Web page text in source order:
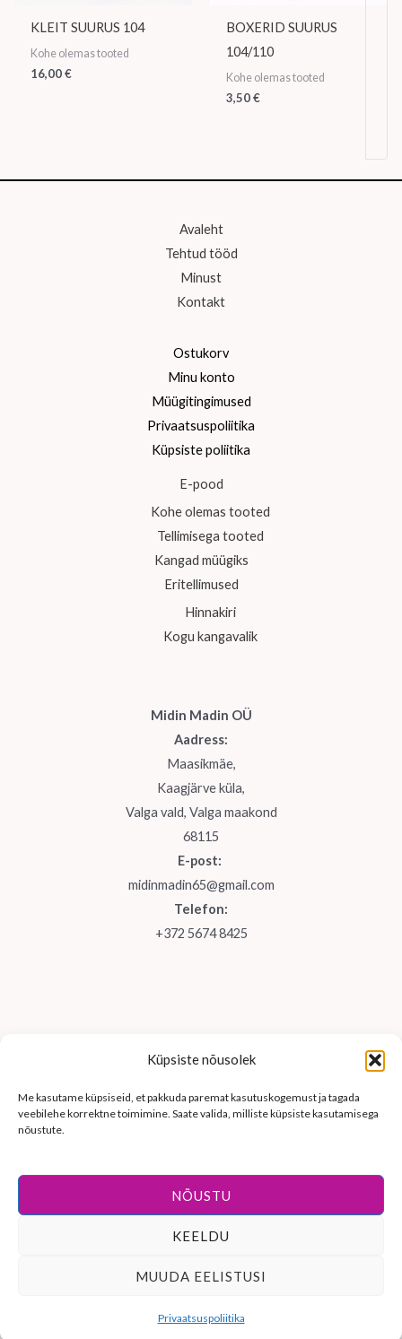
Küpsiste nõusolek
Me kasutame küpsiseid, et pakkuda paremat kasutuskogemust ja tagada
veebilehe korrektne toimimine. Saate valida, milliste küpsiste kasutamisega
nõustute.
NÕUSTU
KEELDU
MUUDA EELISTUSI
Privaatsuspoliitika
KLEIT SUURUS 104
Kohe olemas tooted
16,00€
BOXERID SUURUS
104/110
Kohe olemas tooted
3,50€
Avaleht
Tehtud tööd
Minust
Kontakt
Ostukorv
Minu konto
Müügitingimused
Privaatsuspoliitika
Küpsiste poliitika
E-pood
Kohe olemas tooted
Tellimisega tooted
Kangad müügiks
Eritellimused
Hinnakiri
Kogu kangavalik
Midin Madin OÜ
Aadress:
Maasikmäe,
Kaagjärve küla,
Valga vald, Valga maakond
68115
E-post:
midinmadin65@gmail.com
Telefon:
+372 5674 8425
Veebilehe on loonudMariNet veebilahendused